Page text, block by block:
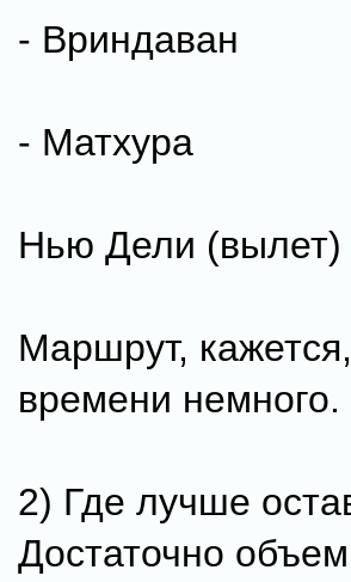
- Вриндаван
- Матхура
Нью Дели (вылет)
Маршрут,
времени немного.
2) Где лучше
Достаточно